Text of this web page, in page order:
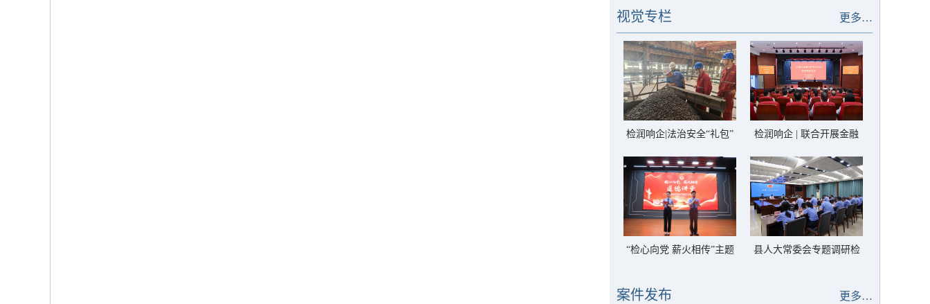
更多…
视觉专栏
检润响企|法治安全“礼包”
检润响企 | 联合开展金融
育
“检心向党 薪火相传”主题
县人大常委会专题调研检
更多…
案件发布